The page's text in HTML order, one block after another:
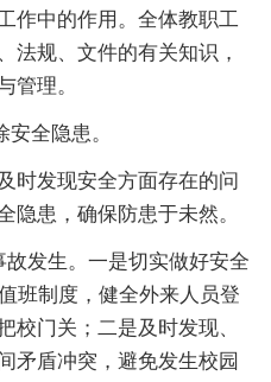
作中的作用。全体教职工
法规、文件的有关知识，
管理。
全隐患。
时发现安全方面存在的问
隐患，确保防患于未然。
发生。一是切实做好安全
班制度，健全外来人员登
校门关；二是及时发现、
矛盾冲突，避免发生校园